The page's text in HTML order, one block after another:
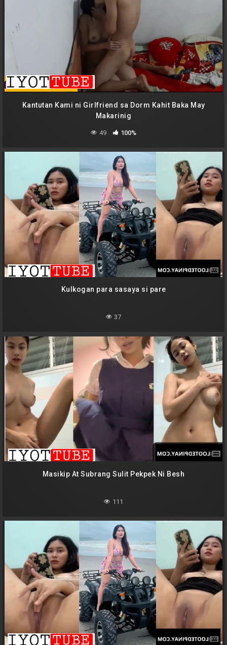
Kantutan Kami ni Girlfriend sa Dorm Kahit Baka May
Makarinig
49 100%
Kulkogan para sasaya si pare
37
Masikip At Subrang Sulit Pekpek Ni Besh
111